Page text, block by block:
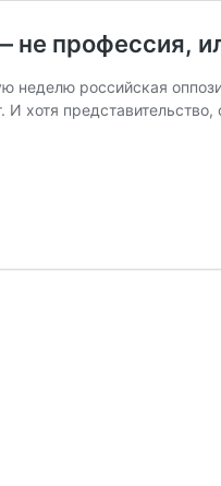
не профессия,
неделю российская
И хотя